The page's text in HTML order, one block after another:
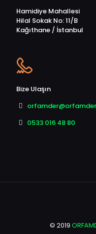
Hamidiye Mahallesi
Hilal Sokak No: 11/B
Kağıthane / İstanbul
Bize Ulaşın
0533 016 48 80
© 2019